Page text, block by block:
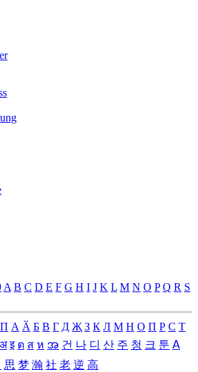
A B C D E F G H I J K L M N O P Q R S
Π А Ӑ Б В Г Д Җ З К Л М Н О П Р С Т
अ इ ต ส ห အ 건 나 디 산 주 청 크 툰 ꓮ
思 梦 瀚 社 老 逆 高